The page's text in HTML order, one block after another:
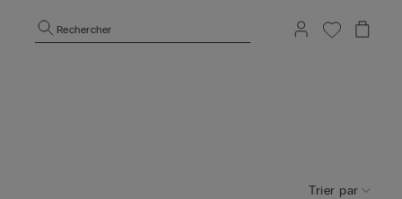
Rechercher
Trier par